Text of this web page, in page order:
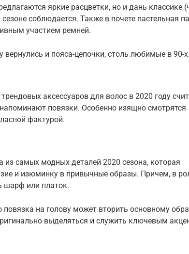
яркие расцветки, но и дань классике
соблюдается. Также в почете пастельная
участием ремней.
вернулись и пояса-цепочки, столь любимые в 90-х.
аксессуаров для волос в 2020 году
повязки. Особенно изящно смотрятся
фактурой.
из самых модных деталей 2020 сезона, которая
и изюминку в привычные образы. Причем, в
шарф или платок.
на голову может вторить основному
выделяться и служить ключевым